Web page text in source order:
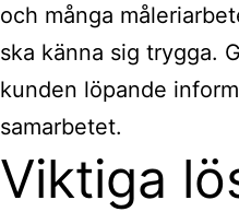
och många
ska känna sig trygga.
kunden löpande
samarbetet.
Viktiga